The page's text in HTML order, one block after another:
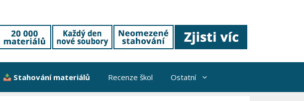
Stahování materiálů Recenze škol Ostatní